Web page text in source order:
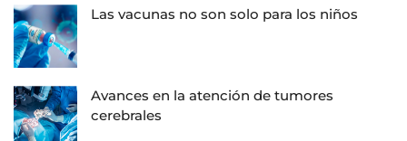
Las vacunas no son solo para los niños
Avances en la atención de tumores
cerebrales